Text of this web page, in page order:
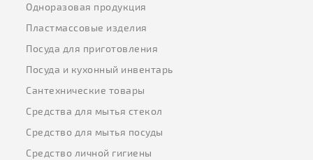
Одноразовая продукция
Пластмассовые изделия
Посуда для приготовления
Посуда и кухонный инвентарь
Сантехнические товары
Средства для мытья стекол
Средство для мытья посуды
Средство личной гигиены